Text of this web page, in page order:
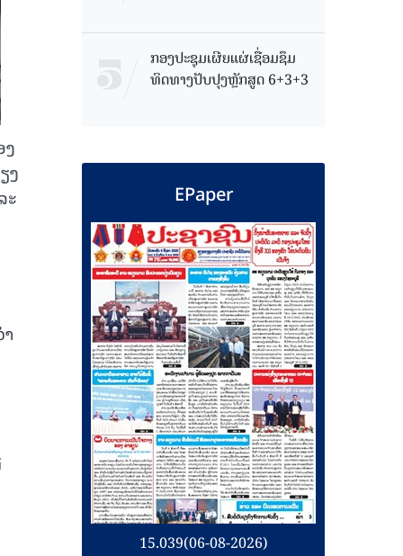
ງ
ະ
ກອງປະຊຸມເຜີຍແຜ່ເຊື່ອມຊຶມ
ທິດທາງປັບປຸງຫຼັກສູດ 6+3+3
EPaper
15.039(06-08-2026)